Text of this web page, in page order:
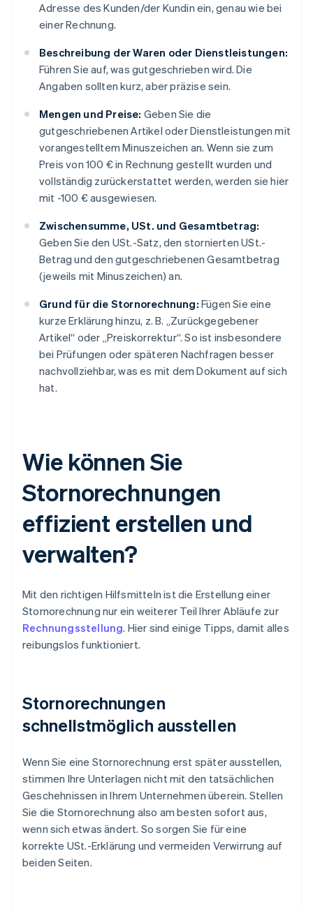
Adresse des Kunden/der Kundin ein, genau wie bei
einer Rechnung.
Beschreibung der Waren oder Dienstleistungen:
Führen Sie auf, was gutgeschrieben wird. Die
Angaben sollten kurz, aber präzise sein.
Mengen und Preise: Geben Sie die
gutgeschriebenen Artikel oder Dienstleistungen mit
vorangestelltem Minuszeichen an. Wenn sie zum
Preis von 100 € in Rechnung gestellt wurden und
vollständig zurückerstattet werden, werden sie hier
mit -100 € ausgewiesen.
Zwischensumme, USt. und Gesamtbetrag:
Geben Sie den USt.-Satz, den stornierten USt.-
Betrag und den gutgeschriebenen Gesamtbetrag
(jeweils mit Minuszeichen) an.
Grund für die Stornorechnung: Fügen Sie eine
kurze Erklärung hinzu, z. B. „Zurückgegebener
Artikel“ oder „Preiskorrektur“. So ist insbesondere
bei Prüfungen oder späteren Nachfragen besser
nachvollziehbar, was es mit dem Dokument auf sich
hat.
Wie können Sie
Stornorechnungen
effizient erstellen und
verwalten?
Mit den richtigen Hilfsmitteln ist die Erstellung einer
Stornorechnung nur ein weiterer Teil Ihrer Abläufe zur
Rechnungsstellung. Hier sind einige Tipps, damit alles
reibungslos funktioniert.
Stornorechnungen
schnellstmöglich ausstellen
Wenn Sie eine Stornorechnung erst später ausstellen,
stimmen Ihre Unterlagen nicht mit den tatsächlichen
Geschehnissen in Ihrem Unternehmen überein. Stellen
Sie die Stornorechnung also am besten sofort aus,
wenn sich etwas ändert. So sorgen Sie für eine
korrekte USt.-Erklärung und vermeiden Verwirrung auf
beiden Seiten.